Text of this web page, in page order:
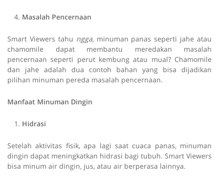
Masalah Pencernaan
Smart Viewers tahu ngga, minuman panas seperti jahe atau
chamomile dapat membantu meredakan masalah
pencernaan seperti perut kembung atau mual? Chamomile
dan jahe adalah dua contoh bahan yang bisa dijadikan
pilihan minuman pereda masalah pencernaan.
Manfaat Minuman Dingin
Hidrasi
Setelah aktivitas fisik, apa lagi saat cuaca panas, minuman
dingin dapat meningkatkan hidrasi bagi tubuh. Smart Viewers
bisa minum air dingin, jus, atau air berperasa lainnya.